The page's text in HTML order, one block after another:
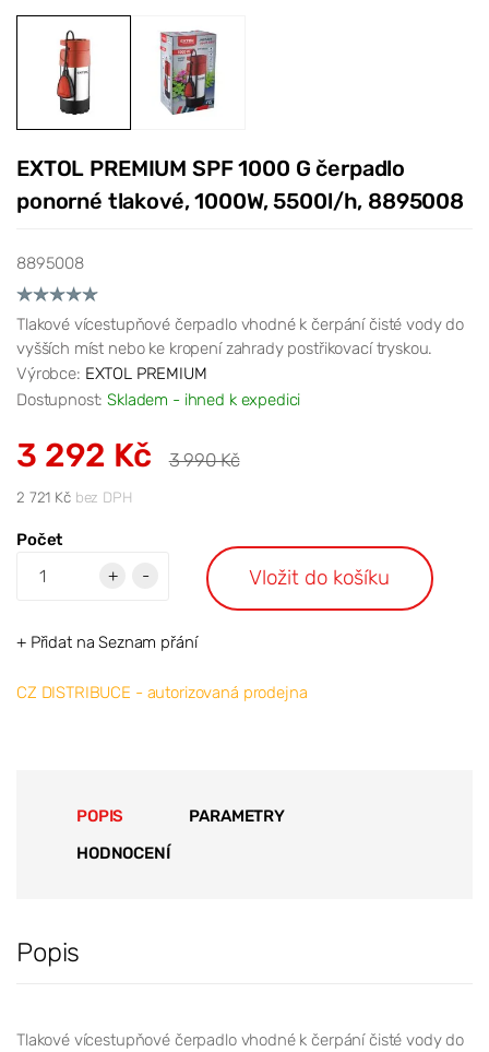
EXTOL PREMIUM SPF 1000 G čerpadlo
ponorné tlakové, 1000W, 5500l/h, 8895008
8895008
Tlakové vícestupňové čerpadlo vhodné k čerpání čisté vody do
vyšších míst nebo ke kropení zahrady postřikovací tryskou.
Výrobce: EXTOL PREMIUM
Dostupnost:Skladem - ihned k expedici
3 292 Kč 3 990 Kč
2 721 Kčbez DPH
Počet
+
- Vložit do košíku
+ Přidat na Seznam přání
CZ DISTRIBUCE - autorizovaná prodejna
POPIS
PARAMETRY
HODNOCENÍ
Popis
Tlakové vícestupňové čerpadlo vhodné k čerpání čisté vody do